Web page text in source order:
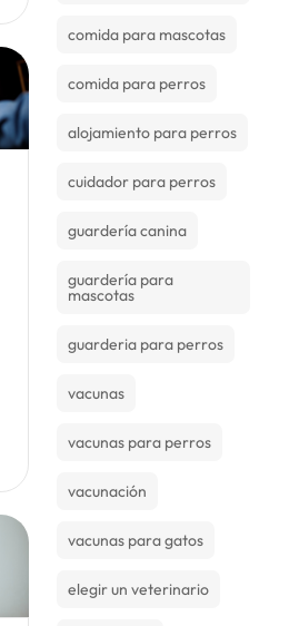
comida para mascotas
comida para perros
alojamiento para perros
cuidador para perros
guardería canina
guardería para
mascotas
guarderia para perros
vacunas
vacunas para perros
vacunación
vacunas para gatos
elegir un veterinario